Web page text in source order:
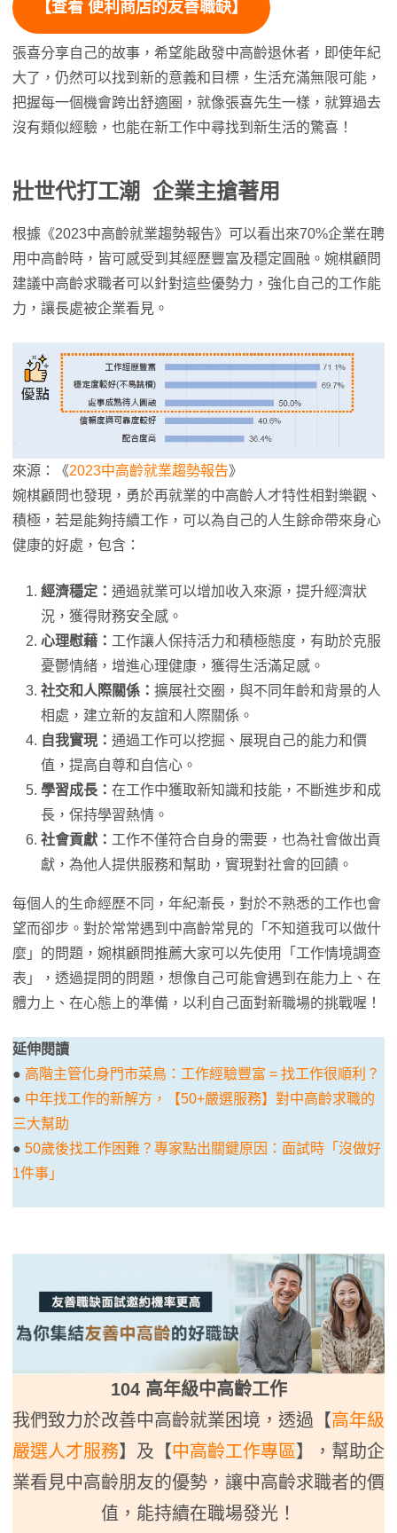
【查看 便利商店的友善職缺】
張喜分享自己的故事，希望能啟發中高齡退休者，即使年紀
大了，仍然可以找到新的意義和目標，生活充滿無限可能，
把握每一個機會跨出舒適圈，就像張喜先生一樣，就算過去
沒有類似經驗，也能在新工作中尋找到新生活的驚喜！
壯世代打工潮 企業主搶著用
根據《2023中高齡就業趨勢報告》可以看出來70%企業在聘
用中高齡時，皆可感受到其經歷豐富及穩定圓融。婉棋顧問
建議中高齡求職者可以針對這些優勢力，強化自己的工作能
力，讓長處被企業看見。
來源：《2023中高齡就業趨勢報告》
婉棋顧問也發現，勇於再就業的中高齡人才特性相對樂觀、
積極，若是能夠持續工作，可以為自己的人生餘命帶來身心
健康的好處，包含：
經濟穩定： 通過就業可以增加收入來源，提升經濟狀
況，獲得財務安全感。
心理慰藉： 工作讓人保持活力和積極態度，有助於克服
憂鬱情緒，增進心理健康，獲得生活滿足感。
社交和人際關係： 擴展社交圈，與不同年齡和背景的人
相處，建立新的友誼和人際關係。
自我實現： 通過工作可以挖掘、展現自己的能力和價
值，提高自尊和自信心。
學習成長： 在工作中獲取新知識和技能，不斷進步和成
長，保持學習熱情。
社會貢獻： 工作不僅符合自身的需要，也為社會做出貢
獻，為他人提供服務和幫助，實現對社會的回饋。
每個人的生命經歷不同，年紀漸長，對於不熟悉的工作也會
望而卻步。對於常常遇到中高齡常見的「不知道我可以做什
麼」的問題，婉棋顧問推薦大家可以先使用「工作情境調查
表」，透過提問的問題，想像自己可能會遇到在能力上、在
體力上、在心態上的準備，以利自己面對新職場的挑戰喔！
延伸閱讀
● 高階主管化身門市菜鳥：工作經驗豐富 = 找工作很順利？
● 中年找工作的新解方，【50+嚴選服務】對中高齡求職的
三大幫助
● 50歲後找工作困難？專家點出關鍵原因：面試時「沒做好
1件事」
104 高年級中高齡工作
我們致力於改善中高齡就業困境，透過【高年級
嚴選人才服務】及【中高齡工作專區 】，幫助企
業看見中高齡朋友的優勢，讓中高齡求職者的價
值，能持續在職場發光！